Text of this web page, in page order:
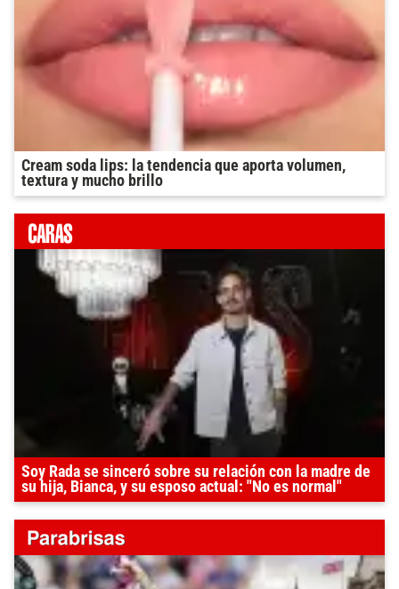
Cream soda lips: la tendencia que aporta volumen,
textura y mucho brillo
Soy Rada se sinceró sobre su relación con la madre de
su hija, Bianca, y su esposo actual: "No es normal"